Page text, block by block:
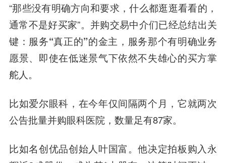
“那些没有明确方向和要求，什么都逛逛看看的，
通常不是好买家”。并购交易中介们已经总结出关
键： 服务“真正的”的金主，服务那个有明确业务
愿景、即使在低迷景气下依然不失雄心的买方掌
舵人。
比如爱尔眼科，在今年仅间隔两个月，它就两次
公告批量并购眼科医院，数量足有87家。
比如名创优品创始人叶国富。他决定拍板购入永